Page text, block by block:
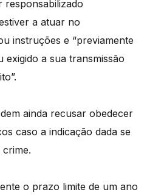
responsabilizado
a atuar no
instruções e “previamente
exigido a sua transmissão
ainda recusar obedecer
caso a indicação dada se
o prazo limite de um ano